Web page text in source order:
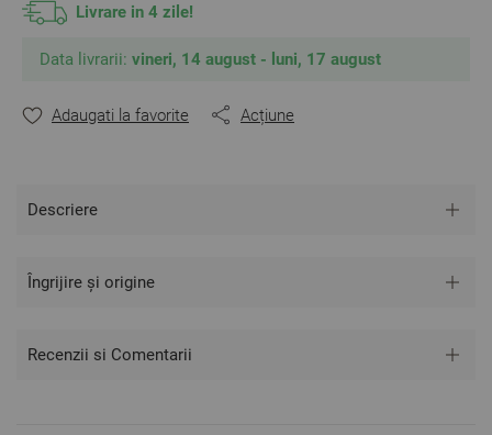
Fabricat în Bulgaria.
Mărime:
Cearșaf de pilotă – 1 bucată – 150 / 210 cm
Față de pernă – 1 bucată – 50 / 70 cm
sau tonalitatea.
Livrare in 4 zile!
Data livrarii: vineri, 14 august - luni, 17 august
Adaugati la favorite Acțiune
Descriere
Îngrijire și origine
Recenzii si Comentarii